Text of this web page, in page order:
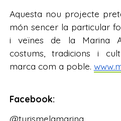
Aquesta nou projecte
món sencer la particular
i veïnes de la Marina
costums, tradicions i
marca com a poble.
Facebook:
@turismelamarina